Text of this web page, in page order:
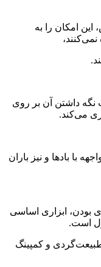
امکان را به
داشتن آن بر روی
می‌کند.
با بادها و نیز باران
بودن، ابزاری اساسی
است.
و کمپینگ